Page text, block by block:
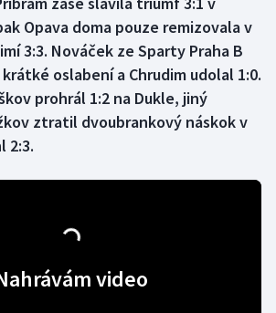
Opava doma pouze remizovala v
3:3. Nováček ze Sparty Praha B
oslabení a Chrudim udolal 1:0.
prohrál 1:2 na Dukle, jiný
ztratil dvoubrankový náskok v
2:3.
video